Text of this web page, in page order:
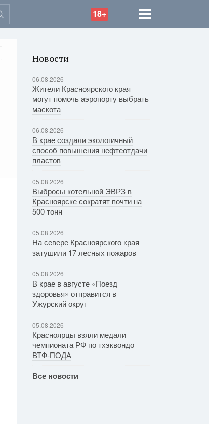
18+
Новости
06.08.2026
Жители Красноярского края
могут помочь аэропорту выбрать
маскота
06.08.2026
В крае создали экологичный
способ повышения нефтеотдачи
пластов
05.08.2026
Выбросы котельной ЭВРЗ в
Красноярске сократят почти на
500 тонн
05.08.2026
На севере Красноярского края
затушили 17 лесных пожаров
05.08.2026
В крае в августе «Поезд
здоровья» отправится в
Ужурский округ
05.08.2026
Красноярцы взяли медали
чемпионата РФ по тхэквондо
ВТФ-ПОДА
Все новости